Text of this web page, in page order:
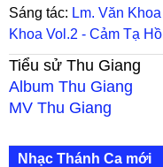
Sáng tác: Lm. Văn Khoa
Khoa Vol.2 - Cảm Tạ
Tiểu sử Thu Giang
Album Thu Giang
MV Thu Giang
Nhạc Thánh Ca mới